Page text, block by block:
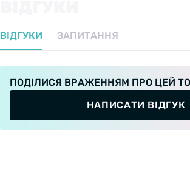
ВІДГУКИ ЗАПИТАННЯ
ПОДІЛИСЯ ВРАЖЕННЯМ ПРО ЦЕЙ
НАПИСАТИ ВІДГУК